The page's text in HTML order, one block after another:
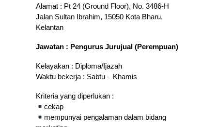
Alamat : Pt 24 (Ground Floor), No. 3486-H
Jalan Sultan Ibrahim, 15050 Kota Bharu,
Kelantan
Jawatan : Pengurus Jurujual (Perempuan)
Kelayakan : Diploma/Ijazah
Waktu bekerja : Sabtu – Khamis
Kriteria yang diperlukan :
cekap
mempunyai pengalaman dalam bidang